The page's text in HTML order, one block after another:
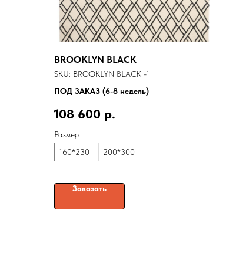
BROOKLYN BLACK
SKU: BROOKLYN BLACK -1
ПОД ЗАКАЗ (6-8 недель)
108 600 р.
Размер
160*230
200*300
Заказать